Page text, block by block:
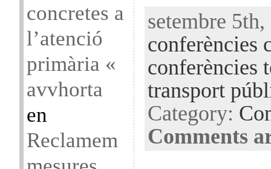
concretes a
l’atenció
primària «
avvhorta
en
Reclamem
setembre
conferències
conferències
transport
Category:
Comments